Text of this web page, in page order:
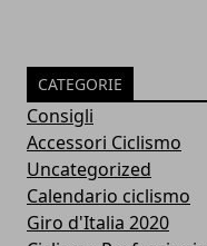
CATEGORIE
Consigli
Accessori Ciclismo
Uncategorized
Calendario ciclismo
Giro d'Italia 2020